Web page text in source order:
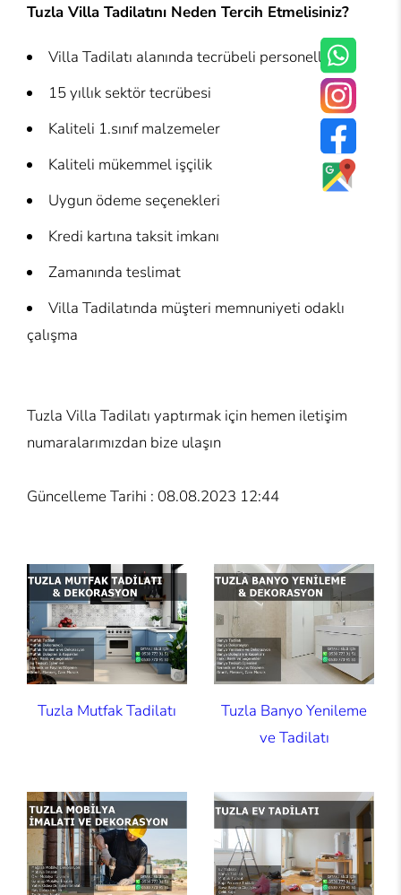
Tuzla Villa Tadilatını Neden Tercih Etmelisiniz?
Villa Tadilatı alanında tecrübeli personeller
15 yıllık sektör tecrübesi
Kaliteli 1.sınıf malzemeler
Kaliteli mükemmel işçilik
Uygun ödeme seçenekleri
Kredi kartına taksit imkanı
Zamanında teslimat
Villa Tadilatında müşteri memnuniyeti odaklı
çalışma
Tuzla Villa Tadilatı yaptırmak için hemen iletişim
numaralarımızdan bize ulaşın
Güncelleme Tarihi : 08.08.2023 12:44
Tuzla Mutfak Tadilatı
Tuzla Banyo Yenileme
ve Tadilatı